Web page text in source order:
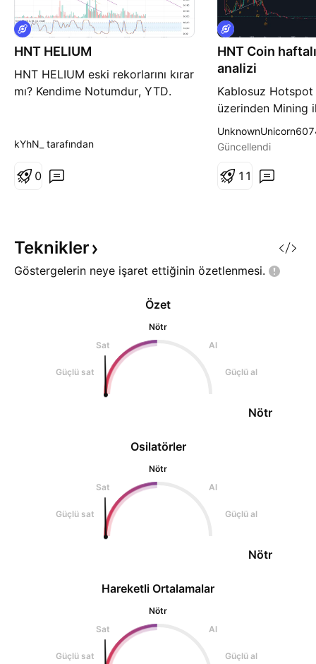
HNT HELIUM
HNT HELIUM eski rekorlarını kırar
mı? Kendime Notumdur, YTD.
kYhN_ tarafından
0
HNT Coin
analizi
Kablosuz Hotspot
üzerinden Mining
Internet of
interneti alanında
Helium (HNT)
Güncellendi
1 1
Teknikler
Göstergelerin neye işaret ettiğinin özetlenmesi.
Osilatörler
Nötr
Sat
Al
Güçlü sat Güçlü al
Nötr
Özet
Nötr
Sat
Al
Güçlü sat Güçlü al
Nötr
Hareketli Ortalamalar
Nötr
Sat
Al
Güçlü sat Güçlü al